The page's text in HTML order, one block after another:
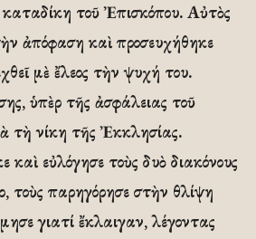
τοῦ Ἐπισκόπου. Αὐτὸς
ἀπόφαση καὶ προσευχήθηκε
μὲ ἔλεος τὴν ψυχή του.
ὑπὲρ τῆς ἀσφάλειας τοῦ
τὴ νίκη τῆς Ἐκκλησίας.
εὐλόγησε τοὺς δυὸ διακόνους
τοὺς παρηγόρησε στὴν θλίψη
γιατί ἔκλαιγαν, λέγοντας